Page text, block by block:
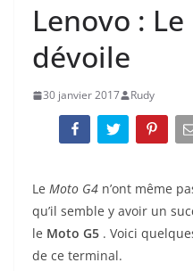
Lenovo :
dévoile
30 janvier 2017 Rudy
Le Moto G4 n’ont même
qu’il semble y avoir un
le Moto G5 . Voici
de ce terminal.